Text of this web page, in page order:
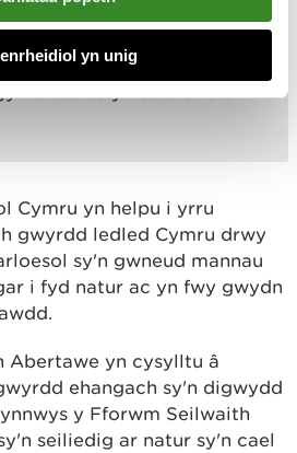
yn unig
seilwaith gwyrdd
yn golygu bod y gwaith
Cymru yn helpu i yrru
gwyrdd ledled Cymru drwy
sy'n gwneud mannau
i fyd natur ac yn fwy gwydn
Abertawe yn cysylltu â
ehangach sy'n digwydd
y Fforwm Seilwaith
seiliedig ar natur sy'n cael